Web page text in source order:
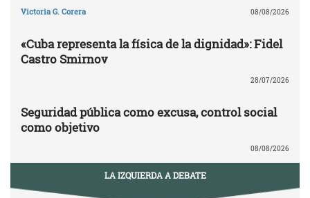
Victoria G. Corera 08/08/2026
«Cuba representa la física de la dignidad»: Fidel
Castro Smirnov
28/07/2026
Seguridad pública como excusa, control social
como objetivo
08/08/2026
LA IZQUIERDA A DEBATE